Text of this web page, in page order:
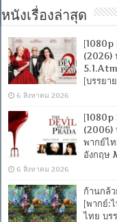
หนังเรื่องล่าสุด
(2026)
[บรรยา
6 สิงหาคม 2026
(2006)
พากย์ไ
อังกฤษ
6 สิงหาคม 2026
ก้านกล้
[พากย์:
ไทย บร